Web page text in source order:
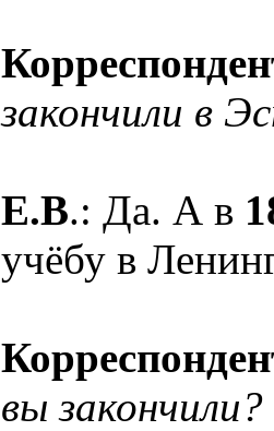
закончили в
Е.В.: Да. А в
учёбу в
вы закончили?